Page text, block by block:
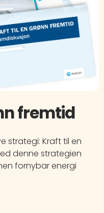
fremtid
strategi: Kraft til en
denne strategien
fornybar energi